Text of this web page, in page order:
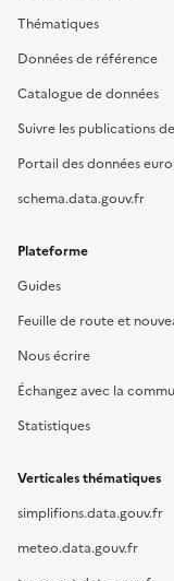
Thématiques
Données de référence
Catalogue de données
Suivre les publications
Portail des données
schema.data.gouv.fr
Plateforme
Guides
Feuille de route et
Nous écrire
Échangez avec la
Statistiques
Verticales thématiques
simplifions.data.gouv.fr
meteo.data.gouv.fr